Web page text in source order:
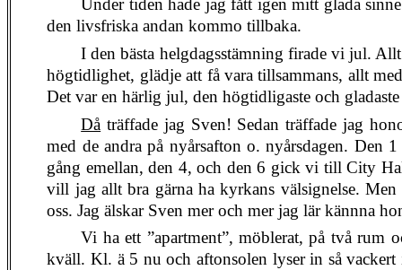
Under tiden hade jag fått igen mitt glada
den livsfriska andan kommo tillbaka.
I den bästa helgdagsstämning firade vi jul.
högtidlighet, glädje att få vara tillsammans, allt
Det var en härlig jul, den högtidligaste och
Då träffade jag Sven! Sedan träffade jag
med de andra på nyårsafton o. nyårsdagen. Den
gång emellan, den 4, och den 6 gick vi till City
vill jag allt bra gärna ha kyrkans välsignelse.
oss. Jag älskar Sven mer och mer jag lär kännna
Vi ha ett ”apartment”, möblerat, på två
kväll. Kl. ä 5 nu och aftonsolen lyser in så